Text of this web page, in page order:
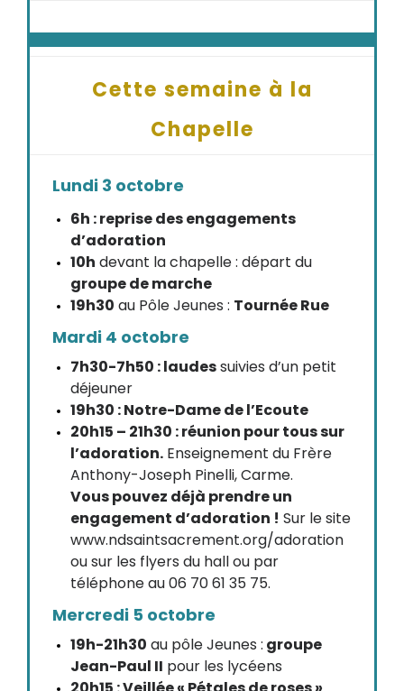
Cette semaine à la
Chapelle
Lundi 3 octobre
6h : reprise des engagements
d’adoration
10h devant la chapelle : départ du
groupe de marche
19h30 au Pôle Jeunes : Tournée Rue
Mardi 4 octobre
7h30-7h50 : laudessuivies d’un petit
déjeuner
19h30 : Notre-Dame de l’Ecoute
20h15 – 21h30 : réunion pour tous sur
l’adoration. Enseignement du Frère
Anthony-Joseph Pinelli, Carme.
Vous pouvez déjà prendre un
engagement d’adoration ! Sur le site
www.ndsaintsacrement.org/adoration
ou sur les flyers du hall ou par
téléphone au 06 70 61 35 75.
Mercredi 5 octobre
19h-21h30 au pôle Jeunes : groupe
Jean-Paul II pour les lycéens